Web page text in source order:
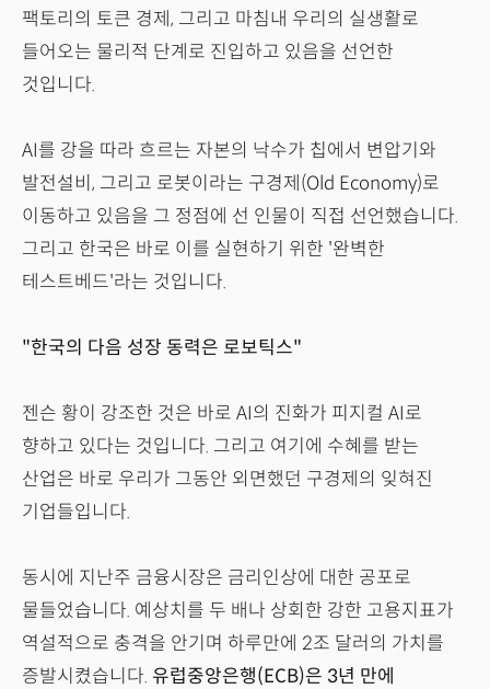
팩토리의 토큰 경제, 그리고 마침내 우리의 실생활로
들어오는 물리적 단계로 진입하고 있음을 선언한
것입니다.
AI를 강을 따라 흐르는 자본의 낙수가 칩에서 변압기와
발전설비, 그리고 로봇이라는 구경제(Old Economy)로
이동하고 있음을 그 정점에 선 인물이 직접 선언했습니다.
그리고 한국은 바로 이를 실현하기 위한 '완벽한
테스트베드'라는 것입니다.
"한국의 다음 성장 동력은 로보틱스"
젠슨 황이 강조한 것은 바로 AI의 진화가 피지컬 AI로
향하고 있다는 것입니다. 그리고 여기에 수혜를 받는
산업은 바로 우리가 그동안 외면했던 구경제의 잊혀진
기업들입니다.
동시에 지난주 금융시장은 금리인상에 대한 공포로
물들었습니다. 예상치를 두 배나 상회한 강한 고용지표가
역설적으로 충격을 안기며 하루만에 2조 달러의 가치를
증발시켰습니다. 유럽중앙은행(ECB)은 3년 만에